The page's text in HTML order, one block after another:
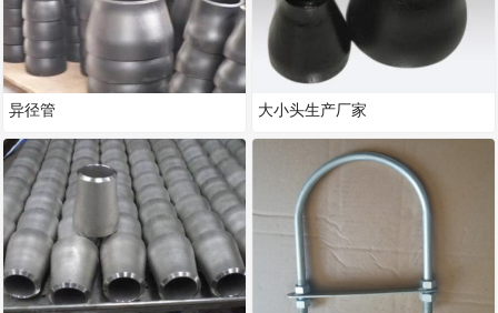
异径管 大小头生产厂家